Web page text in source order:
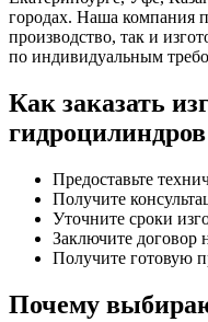
городах. Наша компания
производство, так и
по индивидуальным
Как заказать
гидроцилиндров
Предоставьте
Получите
Уточните сроки
Заключите договор
Получите готовую
Почему